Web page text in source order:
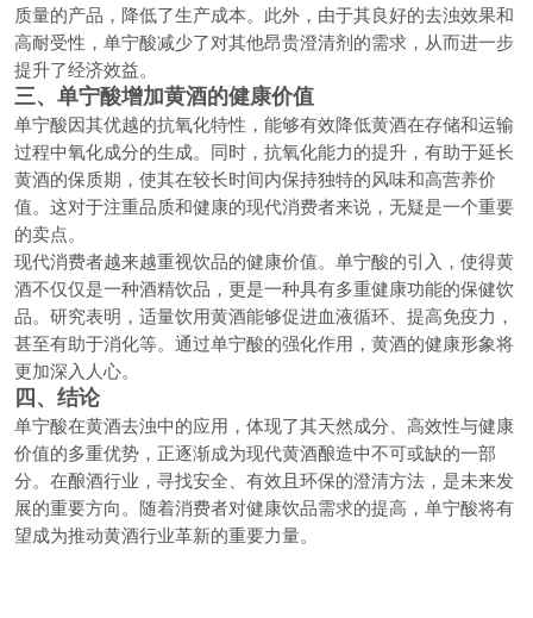
质量的产品，降低了生产成本。此外，由于其良好的去浊效果和
高耐受性，单宁酸减少了对其他昂贵澄清剂的需求，从而进一步
提升了经济效益。
三、单宁酸增加黄酒的健康价值
单宁酸因其优越的抗氧化特性，能够有效降低黄酒在存储和运输
过程中氧化成分的生成。同时，抗氧化能力的提升，有助于延长
黄酒的保质期，使其在较长时间内保持独特的风味和高营养价
值。这对于注重品质和健康的现代消费者来说，无疑是一个重要
的卖点。
现代消费者越来越重视饮品的健康价值。单宁酸的引入，使得黄
酒不仅仅是一种酒精饮品，更是一种具有多重健康功能的保健饮
品。研究表明，适量饮用黄酒能够促进血液循环、提高免疫力，
甚至有助于消化等。通过单宁酸的强化作用，黄酒的健康形象将
更加深入人心。
四、结论
单宁酸在黄酒去浊中的应用，体现了其天然成分、高效性与健康
价值的多重优势，正逐渐成为现代黄酒酿造中不可或缺的一部
分。在酿酒行业，寻找安全、有效且环保的澄清方法，是未来发
展的重要方向。随着消费者对健康饮品需求的提高，单宁酸将有
望成为推动黄酒行业革新的重要力量。